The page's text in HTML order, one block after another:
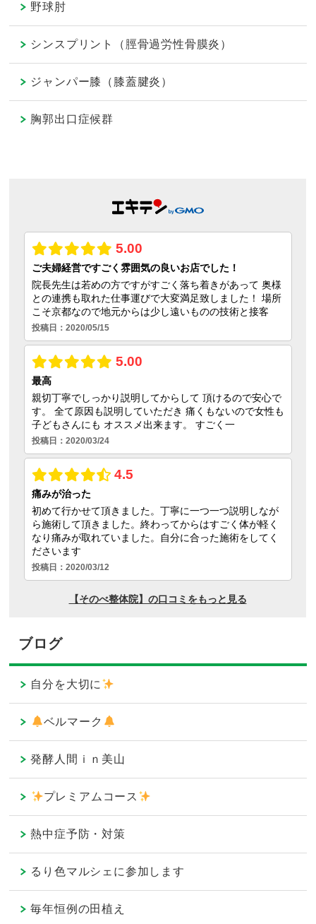
野球肘
シンスプリント（脛骨過労性骨膜炎）
ジャンパー膝（膝蓋腱炎）
胸郭出口症候群
ブログ
自分を大切に
ベルマーク
発酵人間ｉｎ美山
プレミアムコース
熱中症予防・対策
るり色マルシェに参加します
毎年恒例の田植え